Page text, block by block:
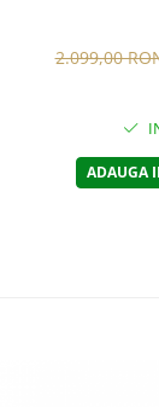
2.099,00
ADAUGA